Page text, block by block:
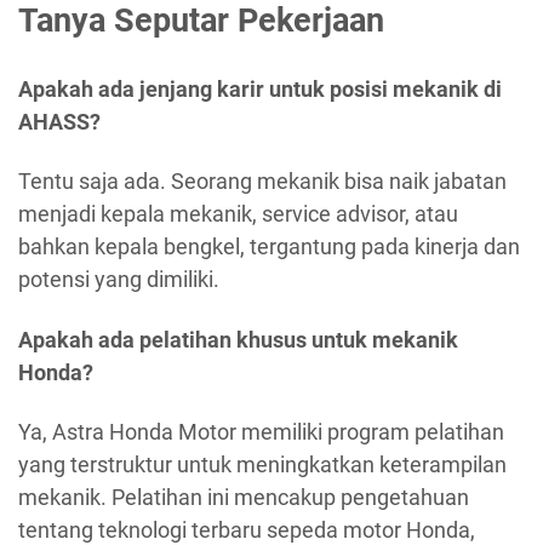
Tanya Seputar Pekerjaan
Apakah ada jenjang karir untuk posisi mekanik di
AHASS?
Tentu saja ada. Seorang mekanik bisa naik jabatan
menjadi kepala mekanik, service advisor, atau
bahkan kepala bengkel, tergantung pada kinerja dan
potensi yang dimiliki.
Apakah ada pelatihan khusus untuk mekanik
Honda?
Ya, Astra Honda Motor memiliki program pelatihan
yang terstruktur untuk meningkatkan keterampilan
mekanik. Pelatihan ini mencakup pengetahuan
tentang teknologi terbaru sepeda motor Honda,